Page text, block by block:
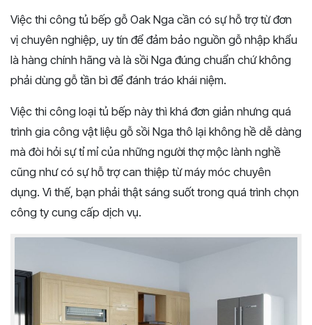
Việc thi công tủ bếp gỗ Oak Nga cần có sự hỗ trợ từ đơn
vị chuyên nghiệp, uy tín để đảm bảo nguồn gỗ nhập khẩu
là hàng chính hãng và là sồi Nga đúng chuẩn chứ không
phải dùng gỗ tần bì để đánh tráo khái niệm.
Việc thi công loại tủ bếp này thì khá đơn giản nhưng quá
trình gia công vật liệu gỗ sồi Nga thô lại không hề dễ dàng
mà đòi hỏi sự tỉ mỉ của những người thợ mộc lành nghề
cũng như có sự hỗ trợ can thiệp từ máy móc chuyên
dụng. Vì thế, bạn phải thật sáng suốt trong quá trình chọn
công ty cung cấp dịch vụ.